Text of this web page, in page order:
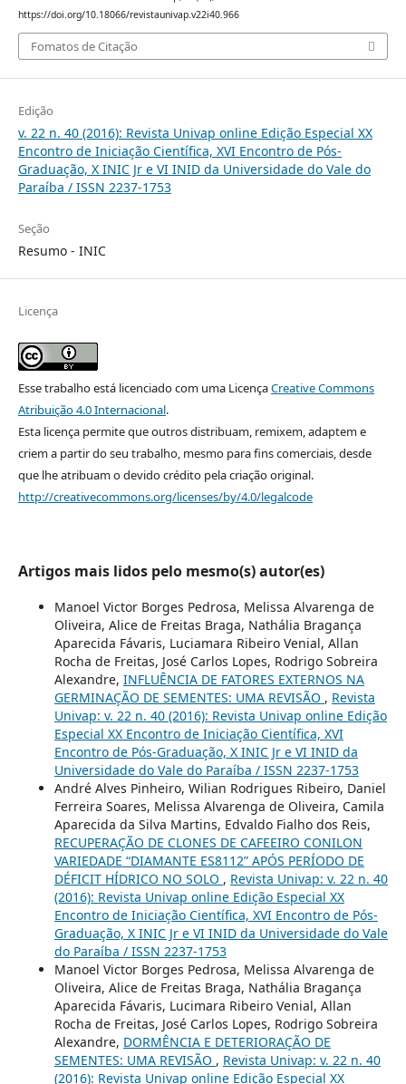
https://doi.org/10.18066/revistaunivap.v22i40.966
Fomatos de Citação
Edição
v. 22 n. 40 (2016): Revista Univap online Edição Especial XX
Encontro de Iniciação Científica, XVI Encontro de Pós-
Graduação, X INIC Jr e VI INID da Universidade do Vale do
Paraíba / ISSN 2237-1753
Seção
Resumo - INIC
Licença
Esse trabalho está licenciado com uma LicençaCreative Commons
Atribuição 4.0 Internacional.
Esta licença permite que outros distribuam, remixem, adaptem e
criem a partir do seu trabalho, mesmo para fins comerciais, desde
que lhe atribuam o devido crédito pela criação original.
http://creativecommons.org/licenses/by/4.0/legalcode
Artigos mais lidos pelo mesmo(s) autor(es)
Manoel Victor Borges Pedrosa, Melissa Alvarenga de
Oliveira, Alice de Freitas Braga, Nathália Bragança
Aparecida Fávaris, Luciamara Ribeiro Venial, Allan
Rocha de Freitas, José Carlos Lopes, Rodrigo Sobreira
Alexandre, INFLUÊNCIA DE FATORES EXTERNOS NA
GERMINAÇÃO DE SEMENTES: UMA REVISÃO , Revista
Univap: v. 22 n. 40 (2016): Revista Univap online Edição
Especial XX Encontro de Iniciação Científica, XVI
Encontro de Pós-Graduação, X INIC Jr e VI INID da
Universidade do Vale do Paraíba / ISSN 2237-1753
André Alves Pinheiro, Wilian Rodrigues Ribeiro, Daniel
Ferreira Soares, Melissa Alvarenga de Oliveira, Camila
Aparecida da Silva Martins, Edvaldo Fialho dos Reis,
RECUPERAÇÃO DE CLONES DE CAFEEIRO CONILON
VARIEDADE “DIAMANTE ES8112” APÓS PERÍODO DE
DÉFICIT HÍDRICO NO SOLO , Revista Univap: v. 22 n. 40
(2016): Revista Univap online Edição Especial XX
Encontro de Iniciação Científica, XVI Encontro de Pós-
Graduação, X INIC Jr e VI INID da Universidade do Vale
do Paraíba / ISSN 2237-1753
Manoel Victor Borges Pedrosa, Melissa Alvarenga de
Oliveira, Alice de Freitas Braga, Nathália Bragança
Aparecida Fávaris, Lucimara Ribeiro Venial, Allan
Rocha de Freitas, José Carlos Lopes, Rodrigo Sobreira
Alexandre, DORMÊNCIA E DETERIORAÇÃO DE
SEMENTES: UMA REVISÃO , Revista Univap: v. 22 n. 40
(2016): Revista Univap online Edição Especial XX